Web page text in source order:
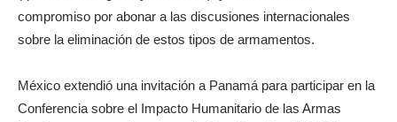
compromiso por abonar a las discusiones internacionales
sobre la eliminación de estos tipos de armamentos.
México extendió una invitación a Panamá para participar en la
Conferencia sobre el Impacto Humanitario de las Armas